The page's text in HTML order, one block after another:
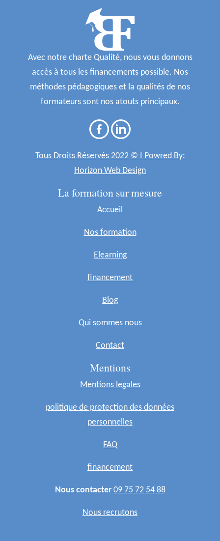
Avec notre charte Qualité, nous vous donnons
accès à tous les financements possible. Nos
méthodes pédagogiques et la qualités de nos
formateurs sont nos atouts principaux.
Tous Droits Réservés 2022 © I Powred By:
Horizon Web Design
La formation sur mesure
Accueil
Nos formation
Elearning
financement
Blog
Qui sommes nous
Contact
Mentions
Mentions legales
politique de protection des données
personnelles
FAQ
financement
Nous contacter 09 75 72 54 88
Nous recrutons